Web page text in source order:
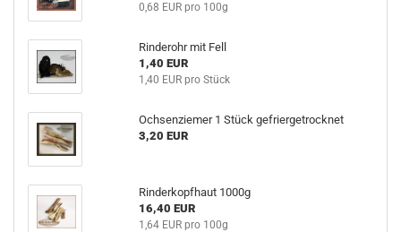
0,68 EUR pro 100g
Rinderohr mit Fell
1,40 EUR
1,40 EUR pro Stück
Ochsenziemer 1 Stück gefriergetrocknet
3,20 EUR
Rinderkopfhaut 1000g
16,40 EUR
1,64 EUR pro 100g